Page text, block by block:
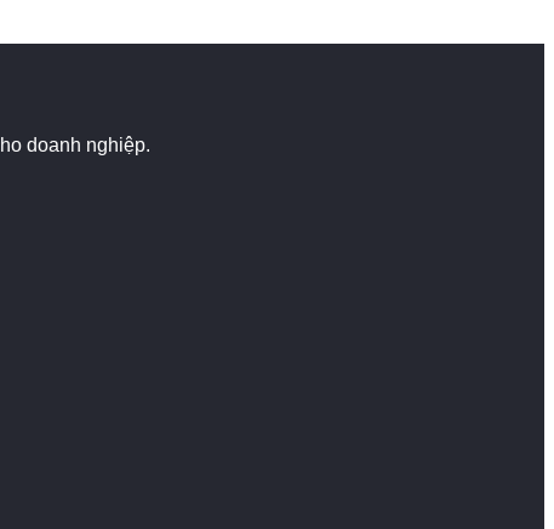
doanh nghiệp.